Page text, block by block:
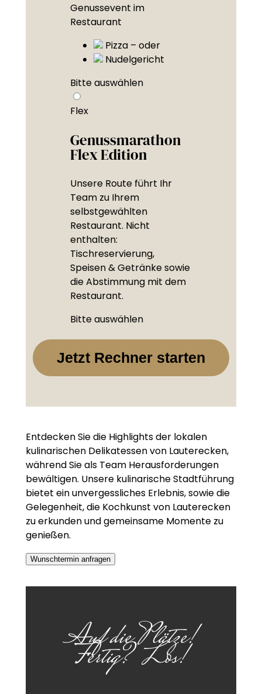
Genussevent im
Restaurant
Pizza – oder
Nudelgericht
Bitte auswählen
Flex
Genussmarathon
Flex Edition
Unsere Route führt Ihr
Team zu Ihrem
selbstgewählten
Restaurant. Nicht
enthalten:
Tischreservierung,
Speisen & Getränke sowie
die Abstimmung mit dem
Restaurant.
Bitte auswählen
Jetzt Rechner starten
Entdecken Sie die Highlights der lokalen
kulinarischen Delikatessen von Lauterecken,
während Sie als Team Herausforderungen
bewältigen. Unsere kulinarische Stadtführung
bietet ein unvergessliches Erlebnis, sowie die
Gelegenheit, die Kochkunst von Lauterecken
zu erkunden und gemeinsame Momente zu
genießen.
Wunschtermin anfragen
Auf die Plätze!
Fertig? Los!